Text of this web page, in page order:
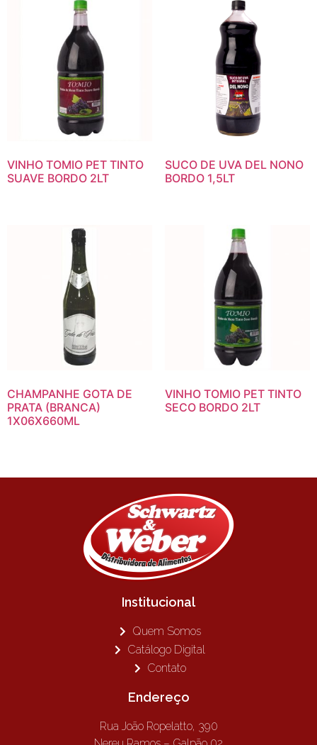
VINHO TOMIO PET TINTO
SUAVE BORDO 2LT
SUCO DE UVA DEL NONO
BORDO 1,5LT
CHAMPANHE GOTA DE
PRATA (BRANCA)
1X06X660ML
VINHO TOMIO PET TINTO
SECO BORDO 2LT
Institucional
Quem Somos
Catálogo Digital
Contato
Endereço
Rua João Ropelatto, 390